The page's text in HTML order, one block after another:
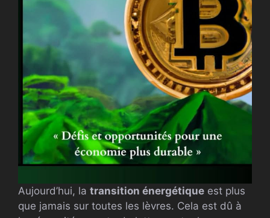
Aujourd’hui, la transition énergétique est plus
que jamais sur toutes les lèvres. Cela est dû à